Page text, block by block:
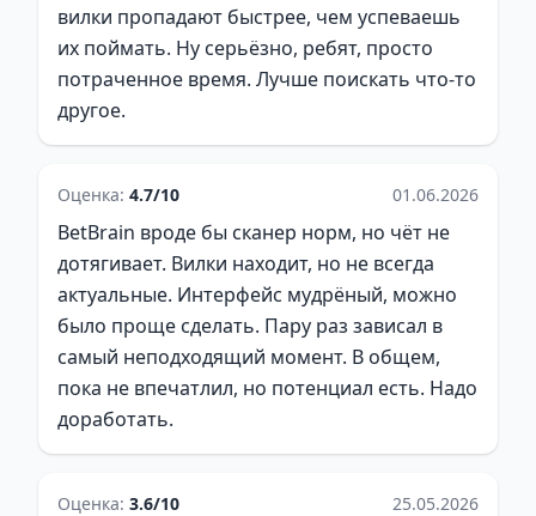
вилки пропадают быстрее, чем успеваешь
их поймать. Ну серьёзно, ребят, просто
потраченное время. Лучше поискать что-то
другое.
Оценка: 4.7/10 01.06.2026
BetBrain вроде бы сканер норм, но чёт не
дотягивает. Вилки находит, но не всегда
актуальные. Интерфейс мудрёный, можно
было проще сделать. Пару раз зависал в
самый неподходящий момент. В общем,
пока не впечатлил, но потенциал есть. Надо
доработать.
Оценка: 3.6/10 25.05.2026